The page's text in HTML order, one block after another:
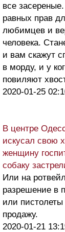
все
равных прав
любимцев и
человека.
и вам скажут
в морду, и у
повиляют
2020-01-25
В центре
искусал свою
женщину
собаку
Или на
разрешение в
или
продажу.
2020-01-21